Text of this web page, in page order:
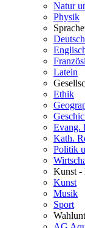
Natur
Physik
Deutsch
Latein
Ethik
Evang.
Kath.
Politik
Kunst -
Kunst
Musik
Sport